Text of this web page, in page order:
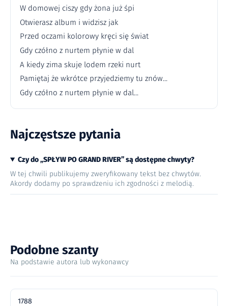
W domowej ciszy gdy żona już śpi
Otwierasz album i widzisz jak
Przed oczami kolorowy kręci się świat
Gdy czółno z nurtem płynie w dal
A kiedy zima skuje lodem rzeki nurt
Pamiętaj że wkrótce przyjedziemy tu znów...
Gdy czółno z nurtem płynie w dal...
Najczęstsze pytania
Czy do „SPŁYW PO GRAND RIVER” są dostępne chwyty?
W tej chwili publikujemy zweryfikowany tekst bez chwytów.
Akordy dodamy po sprawdzeniu ich zgodności z melodią.
Podobne szanty
Na podstawie autora lub wykonawcy
1788